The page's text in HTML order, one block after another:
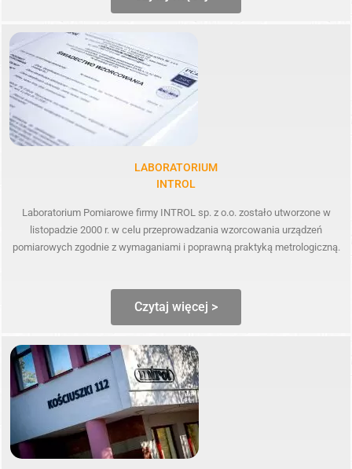
LABORATORIUM
INTROL
Laboratorium Pomiarowe firmy INTROL sp. z o.o. zostało utworzone w
listopadzie 2000 r. w celu przeprowadzania wzorcowania urządzeń
pomiarowych zgodnie z wymaganiami i poprawną praktyką metrologiczną.
Czytaj więcej >